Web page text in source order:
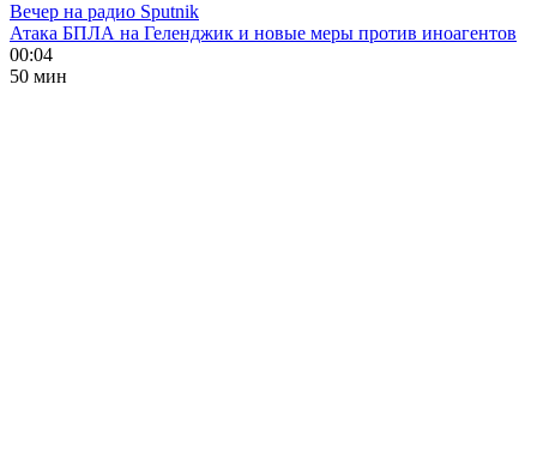
Вечер на радио Sputnik
Атака БПЛА на Геленджик и новые меры против иноагентов
00:04
50 мин